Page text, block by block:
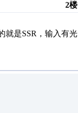
2楼
就是SSR，输入有光